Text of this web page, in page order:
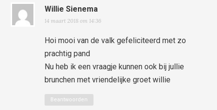
Willie Sienema
14 maart 2018 om 14:36
Hoi mooi van de valk gefeliciteerd met zo
prachtig pand
Nu heb ik een vraagje kunnen ook bij jullie
brunchen met vriendelijke groet willie
Beantwoorden